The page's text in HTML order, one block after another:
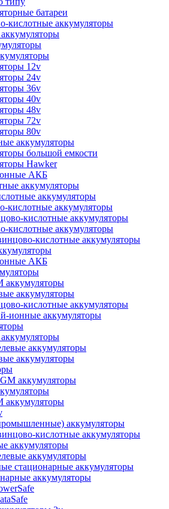
батареи
кислотные аккумуляторы
12v
24v
36v
40v
48v
72v
80v
аккумуляторы
большой емкости
Hawker
АКБ
аккумуляторы
аккумуляторы
кислотные аккумуляторы
кислотные аккумуляторы
кислотные аккумуляторы
кислотные аккумуляторы
АКБ
аккумуляторы
аккумуляторы
кислотные аккумуляторы
ионные аккумуляторы
аккумуляторы
аккумуляторы
аккумуляторы
аккумуляторы
аккумуляторы
кислотные аккумуляторы
аккумуляторы
аккумуляторы
стационарные аккумуляторы
аккумуляторы